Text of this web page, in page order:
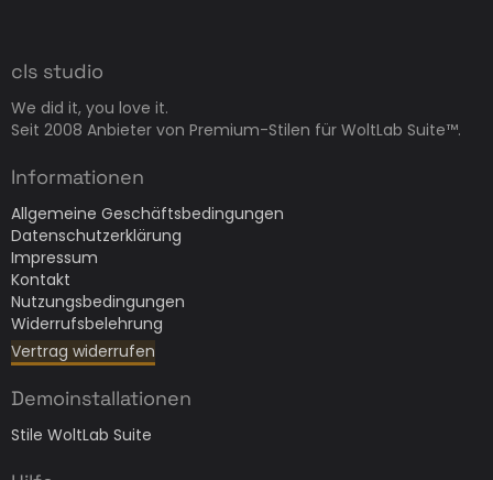
cls studio
We did it, you love it.
Seit 2008 Anbieter von Premium-Stilen für WoltLab Suite™.
Informationen
Allgemeine Geschäftsbedingungen
Datenschutzerklärung
Impressum
Kontakt
Nutzungsbedingungen
Widerrufsbelehrung
Vertrag widerrufen
Demoinstallationen
Stile WoltLab Suite